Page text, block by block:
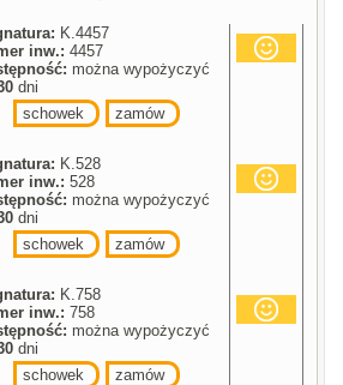
K.4457
inw.: 4457
można wypożyczyć
dni
schowek
zamów
K.528
inw.: 528
można wypożyczyć
dni
schowek
zamów
K.758
inw.: 758
można wypożyczyć
dni
schowek
zamów